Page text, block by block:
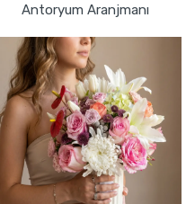
Antoryum Aranjmanı